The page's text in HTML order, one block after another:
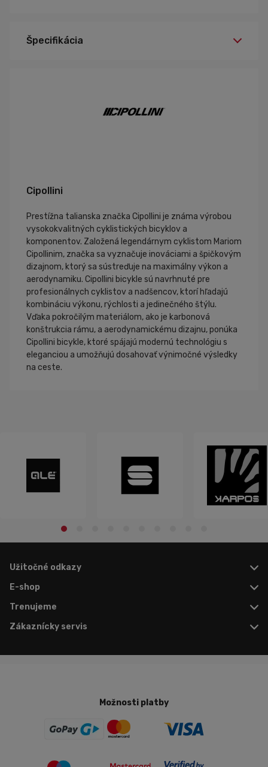
Špecifikácia
Cipollini
Prestížna talianska značka Cipollini je známa výrobou
vysokokvalitných cyklistických bicyklov a
komponentov. Založená legendárnym cyklistom Mariom
Cipollinim, značka sa vyznačuje inováciami a špičkovým
dizajnom, ktorý sa sústreďuje na maximálny výkon a
aerodynamiku. Cipollini bicykle sú navrhnuté pre
profesionálnych cyklistov a nadšencov, ktorí hľadajú
kombináciu výkonu, rýchlosti a jedinečného štýlu.
Vďaka pokročilým materiálom, ako je karbonová
konštrukcia rámu, a aerodynamickému dizajnu, ponúka
Cipollini bicykle, ktoré spájajú modernú technológiu s
eleganciou a umožňujú dosahovať výnimočné výsledky
na ceste.
Užitočné odkazy
E-shop
Trenujeme
Zákaznícky servis
Možnosti platby